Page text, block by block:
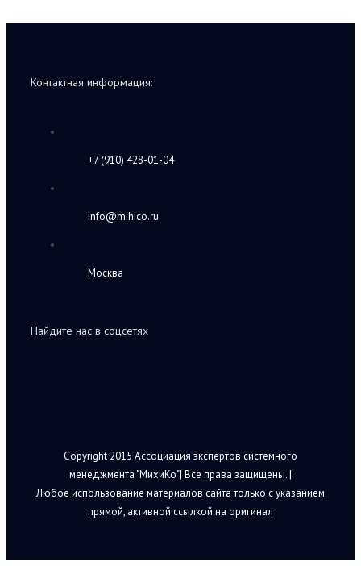
Контактная информация:
+7 (910) 428-01-04
info@mihico.ru
Москва
Найдите нас в соцсетях
Copyright 2015 Ассоциация экспертов системного
менеджмента "МихиКо"| Все права защищены. |
Любое использование материалов сайта только с указанием
прямой, активной ссылкой на оригинал